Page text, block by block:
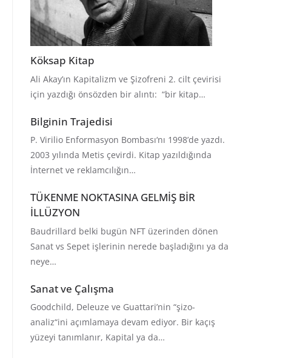
Köksap Kitap
Ali Akay’ın Kapitalizm ve Şizofreni 2. cilt çevirisi
için yazdığı önsözden bir alıntı: “bir kitap…
Bilginin Trajedisi
P. Virilio Enformasyon Bombası‘nı 1998’de yazdı.
2003 yılında Metis çevirdi. Kitap yazıldığında
İnternet ve reklamcılığın…
TÜKENME NOKTASINA GELMİŞ BİR
İLLÜZYON
Baudrillard belki bugün NFT üzerinden dönen
Sanat vs Sepet işlerinin nerede başladığını ya da
neye…
Sanat ve Çalışma
Goodchild, Deleuze ve Guattari’nin “şizo-
analiz“ini açımlamaya devam ediyor. Bir kaçış
yüzeyi tanımlanır, Kapital ya da…